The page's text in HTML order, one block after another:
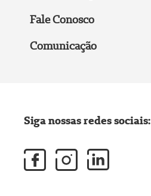
Fale Conosco
Comunicação
Siga nossas redes sociais: